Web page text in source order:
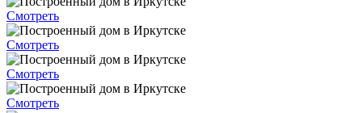
Смотреть
Смотреть
Смотреть
Смотреть